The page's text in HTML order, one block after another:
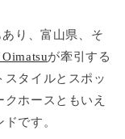
り、富山県、そ
が牽引する
スタイルとスポッ
ホースともいえ
です。